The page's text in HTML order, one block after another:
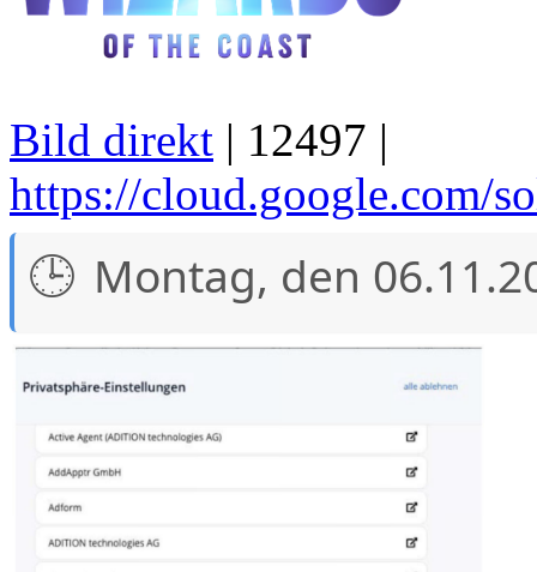
Bild direkt | 12497 |
https://cloud.google.com/
Montag, den